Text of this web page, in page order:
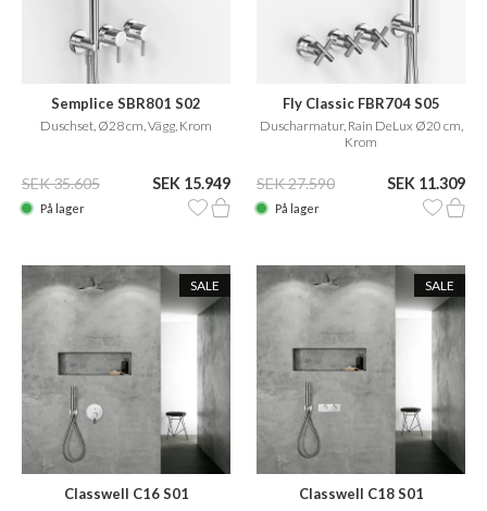
Semplice SBR801 S02
Duschset, Ø28 cm, Vägg, Krom
SEK 35.605 SEK 15.949
På lager
Fly Classic FBR704 S05
Duscharmatur, Rain DeLux Ø20 cm,
Krom
SEK 27.590 SEK 11.309
På lager
SALE
Classwell C16 S01
SALE
Classwell C18 S01